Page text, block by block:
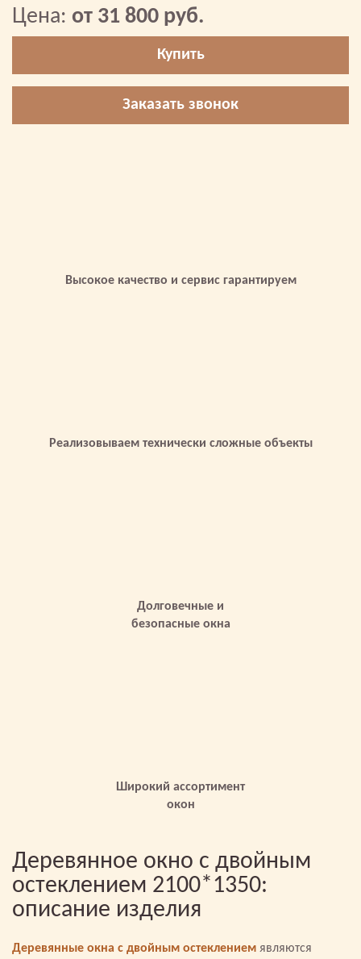
Цена: от 31 800 руб.
Купить
Заказать звонок
Высокое качество и сервис гарантируем
Реализовываем технически сложные объекты
Долговечные и
безопасные окна
Широкий ассортимент
окон
Деревянное окно с двойным
остеклением 2100*1350:
описание изделия
Деревянные окна с двойным остеклением являются